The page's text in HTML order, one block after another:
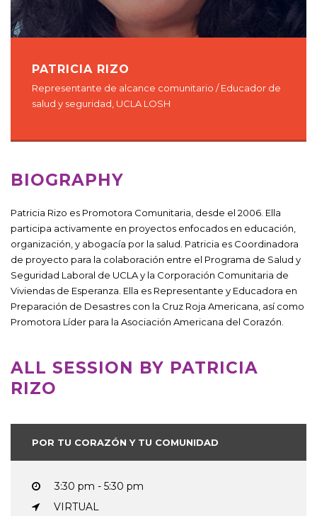
PATRICIA RIZO
Representante de alcance comunitario / Educador de
salud y seguridad, UCLA LOSH
BIOGRAPHY
Patricia Rizo es Promotora Comunitaria, desde el 2006. Ella
participa activamente en proyectos enfocados en educación,
organización, y abogacía por la salud. Patricia es Coordinadora
de proyecto para la colaboración entre el Programa de Salud y
Seguridad Laboral de UCLA y la Corporación Comunitaria de
Viviendas de Esperanza. Ella es Representante y Educadora en
Preparación de Desastres con la Cruz Roja Americana, así como
Promotora Líder para la Asociación Americana del Corazón.
ALL SESSION BY PATRICIA
RIZO
POR TU CORAZÓN Y TU COMUNIDAD
3:30 pm - 5:30 pm
VIRTUAL